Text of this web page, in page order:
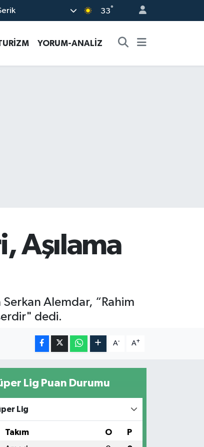
33°
YORUM-ANALİZ
Aşılama
Alemdar, “Rahim
dedi.
A- A+
Lig Puan Durumu
Lig
Takım O P